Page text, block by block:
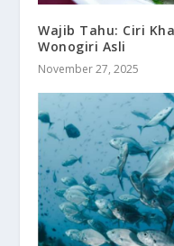
Wajib Tahu: Ciri
Wonogiri Asli
November 27, 2025